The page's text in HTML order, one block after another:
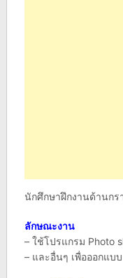
นักศึกษาฝึกงานด้านก
ลักษณะงาน
– ใช้โปรแกรม Photo
– และอื่นๆ เพื่อออกแบ